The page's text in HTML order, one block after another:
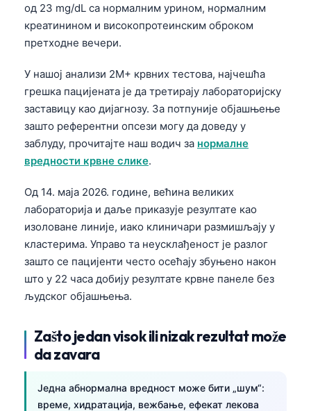
од 23 mg/dL са нормалним урином, нормалним
креатинином и високопротеинским оброком
претходне вечери.
У нашој анализи 2M+ крвних тестова, најчешћа
грешка пацијената је да третирају лабораторијску
заставицу као дијагнозу. За потпуније објашњење
зашто референтни опсези могу да доведу у
заблуду, прочитајте наш водич за нормалне
вредности крвне слике.
Од 14. маја 2026. године, већина великих
лабораторија и даље приказује резултате као
изоловане линије, иако клиничари размишљају у
кластерима. Управо та неусклађеност је разлог
зашто се пацијенти често осећају збуњено након
што у 22 часа добију резултате крвне панеле без
људског објашњења.
Zašto jedan visok ili nizak rezultat može
da zavara
Једна абнормална вредност може бити „шум“:
време, хидратација, вежбање, ефекат лекова